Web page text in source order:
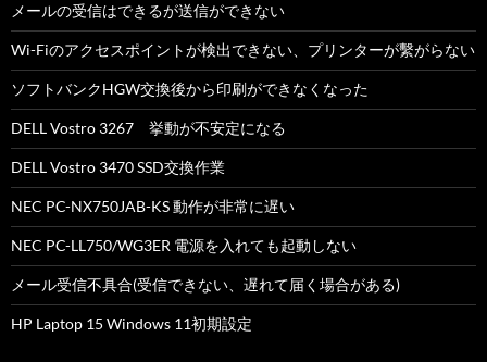
メールの受信はできるが送信ができない
Wi-Fiのアクセスポイントが検出できない、プリンターが繫がらない
ソフトバンクHGW交換後から印刷ができなくなった
DELL Vostro 3267 挙動が不安定になる
DELL Vostro 3470 SSD交換作業
NEC PC-NX750JAB-KS 動作が非常に遅い
NEC PC-LL750/WG3ER 電源を入れても起動しない
メール受信不具合(受信できない、遅れて届く場合がある)
HP Laptop 15 Windows 11初期設定